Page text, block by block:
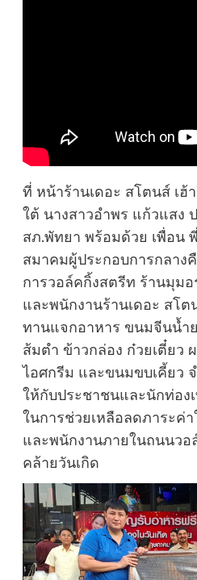
ที่ หน้าร้านเดอะ สโตนส์ เฮ้
ใต้ นางสาวอำพร แก้วแสง
สภ.พัทยา พร้อมด้วย เพื่อน
สมาคมผู้ประกอบการกลาง
การวอล์คกิ้งสตรีท ร้านมุมอ
และพนักงานร้านเดอะ สโต
ทานแจกอาหาร ขนมจีนน้ำ
ส้มตำ ข้าวกล่อง ก๋วยเตี๋ยว
ไอศกรีม และขนมขบเคี้ยว
ให้กับประชาชนและนักท่อง
ในการช่วยเหลือลดภาระค่
และพนักงานภายในถนนวอ
คล้ายวันเกิด